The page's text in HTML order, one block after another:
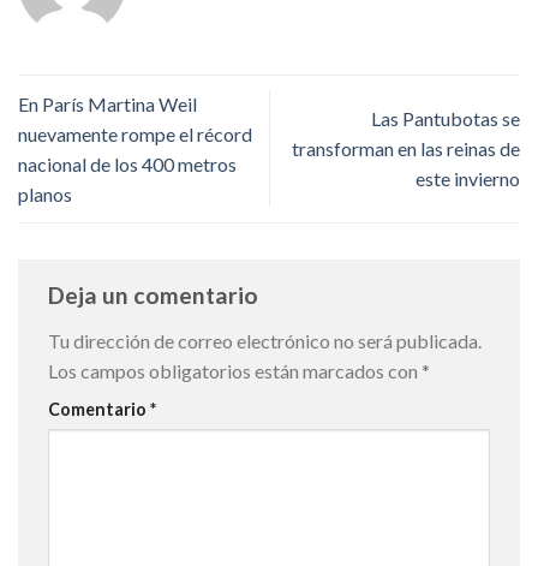
En París Martina Weil
nuevamente rompe el récord
nacional de los 400 metros
planos
Las Pantubotas se
transforman en las reinas de
este invierno
Deja un comentario
Tu dirección de correo electrónico no será publicada.
Los campos obligatorios están marcados con *
Comentario *